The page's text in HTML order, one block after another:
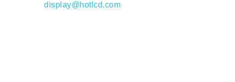
display@hotlcd.com